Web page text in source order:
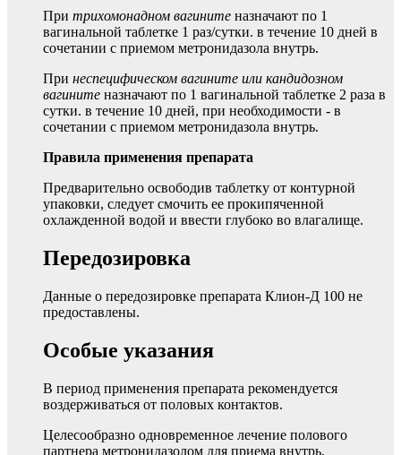
При трихомонадном вагините назначают по 1
вагинальной таблетке 1 раз/сутки. в течение 10 дней в
сочетании с приемом метронидазола внутрь.
При неспецифическом вагините или кандидозном
вагините назначают по 1 вагинальной таблетке 2 раза в
сутки. в течение 10 дней, при необходимости - в
сочетании с приемом метронидазола внутрь.
Правила применения препарата
Предварительно освободив таблетку от контурной
упаковки, следует смочить ее прокипяченной
охлажденной водой и ввести глубоко во влагалище.
Передозировка
Данные о передозировке препарата Клион-Д 100 не
предоставлены.
Особые указания
В период применения препарата рекомендуется
воздерживаться от половых контактов.
Целесообразно одновременное лечение полового
партнера метронидазолом для приема внутрь,